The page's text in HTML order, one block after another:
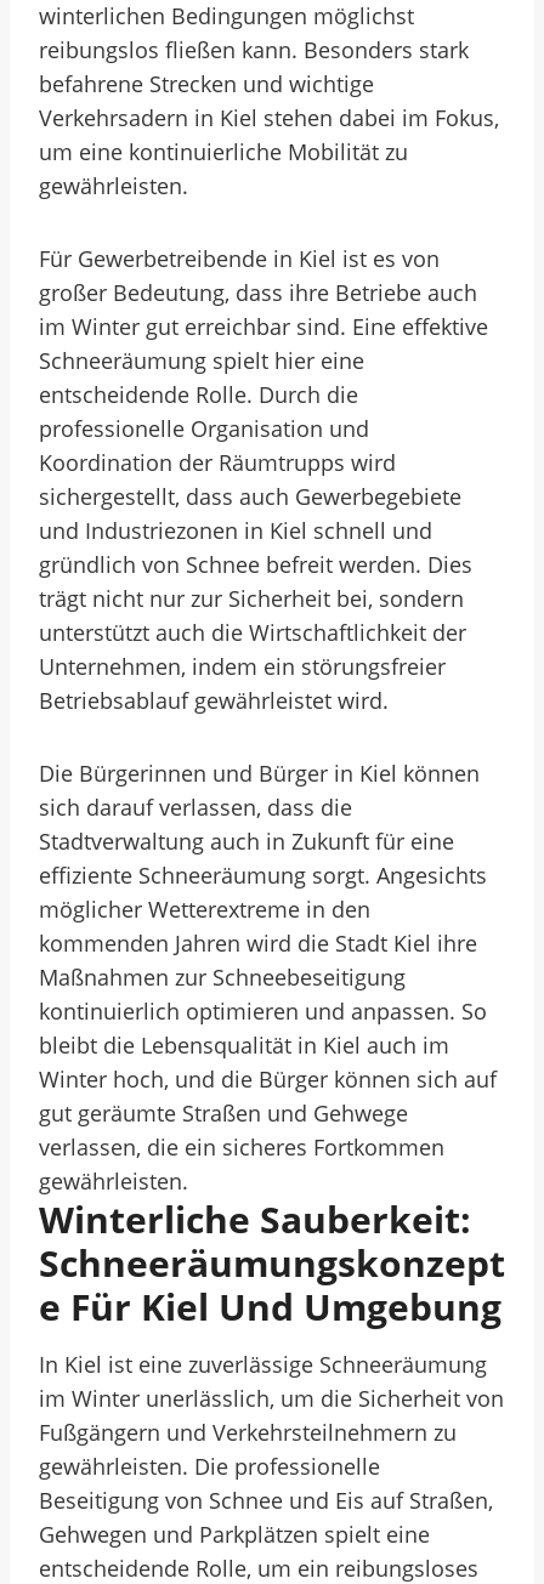
winterlichen Bedingungen möglichst
reibungslos fließen kann. Besonders stark
befahrene Strecken und wichtige
Verkehrsadern in Kiel stehen dabei im Fokus,
um eine kontinuierliche Mobilität zu
gewährleisten.
Für Gewerbetreibende in Kiel ist es von
großer Bedeutung, dass ihre Betriebe auch
im Winter gut erreichbar sind. Eine effektive
Schneeräumung spielt hier eine
entscheidende Rolle. Durch die
professionelle Organisation und
Koordination der Räumtrupps wird
sichergestellt, dass auch Gewerbegebiete
und Industriezonen in Kiel schnell und
gründlich von Schnee befreit werden. Dies
trägt nicht nur zur Sicherheit bei, sondern
unterstützt auch die Wirtschaftlichkeit der
Unternehmen, indem ein störungsfreier
Betriebsablauf gewährleistet wird.
Die Bürgerinnen und Bürger in Kiel können
sich darauf verlassen, dass die
Stadtverwaltung auch in Zukunft für eine
effiziente Schneeräumung sorgt. Angesichts
möglicher Wetterextreme in den
kommenden Jahren wird die Stadt Kiel ihre
Maßnahmen zur Schneebeseitigung
kontinuierlich optimieren und anpassen. So
bleibt die Lebensqualität in Kiel auch im
Winter hoch, und die Bürger können sich auf
gut geräumte Straßen und Gehwege
verlassen, die ein sicheres Fortkommen
gewährleisten.
Winterliche Sauberkeit:
Schneeräumungskonzept
E Für Kiel Und Umgebung
In Kiel ist eine zuverlässige Schneeräumung
im Winter unerlässlich, um die Sicherheit von
Fußgängern und Verkehrsteilnehmern zu
gewährleisten. Die professionelle
Beseitigung von Schnee und Eis auf Straßen,
Gehwegen und Parkplätzen spielt eine
entscheidende Rolle, um ein reibungsloses